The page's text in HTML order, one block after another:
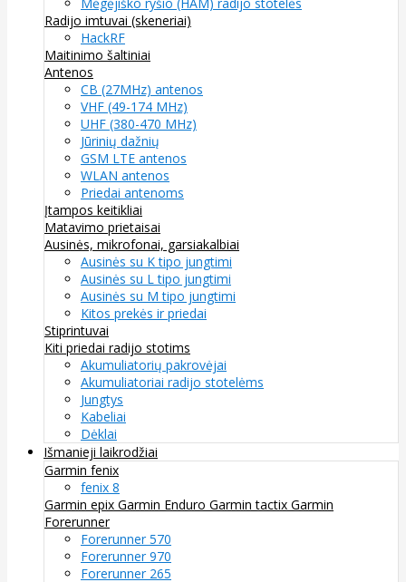
Radijo imtuvai (skeneriai)
HackRF
Maitinimo šaltiniai
Antenos
CB (27MHz) antenos
VHF (49-174 MHz)
UHF (380-470 MHz)
Jūrinių dažnių
GSM LTE antenos
WLAN antenos
Priedai antenoms
Įtampos keitikliai
Matavimo prietaisai
Ausinės, mikrofonai, garsiakalbiai
Ausinės su K tipo jungtimi
Ausinės su L tipo jungtimi
Ausinės su M tipo jungtimi
Kitos prekės ir priedai
Stiprintuvai
Kiti priedai radijo stotims
Akumuliatorių pakrovėjai
Akumuliatoriai radijo stotelėms
Jungtys
Kabeliai
Dėklai
Išmanieji laikrodžiai
Garmin fenix
fenix 8
Garmin epix Garmin Enduro Garmin tactix Garmin
Forerunner
Forerunner 570
Forerunner 970
Forerunner 265